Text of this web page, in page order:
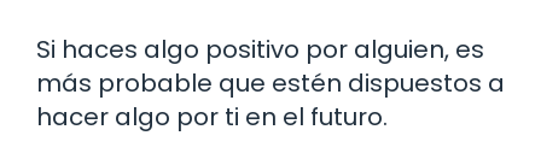
Si haces algo positivo por alguien, es
más probable que estén dispuestos a
hacer algo por ti en el futuro.